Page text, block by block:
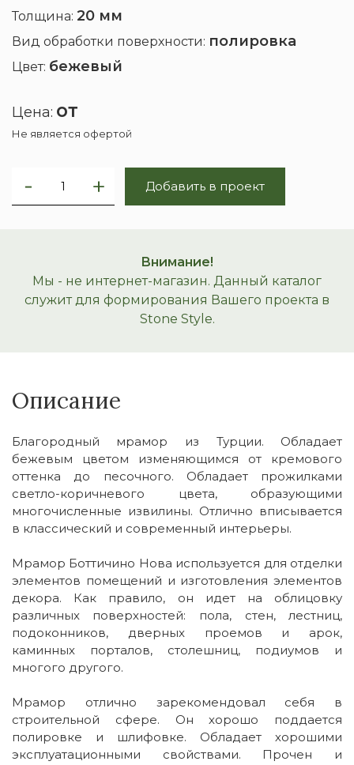
Толщина: 20 мм
Вид обработки поверхности: полировка
Цвет: бежевый
Цена: от
Не является офертой
Добавить в проект
Внимание!
Мы - не интернет-магазин. Данный каталог
служит для формирования Вашего проекта в
Stone Style.
Описание
Благородный мрамор из Турции. Обладает
бежевым цветом изменяющимся от кремового
оттенка до песочного. Обладает прожилками
светло-коричневого цвета, образующими
многочисленные извилины. Отлично вписывается
в классический и современный интерьеры.
Мрамор Боттичино Нова используется для отделки
элементов помещений и изготовления элементов
декора. Как правило, он идет на облицовку
различных поверхностей: пола, стен, лестниц,
подоконников, дверных проемов и арок,
каминных порталов, столешниц, подиумов и
многого другого.
Мрамор отлично зарекомендовал себя в
строительной сфере. Он хорошо поддается
полировке и шлифовке. Обладает хорошими
эксплуатационными свойствами. Прочен и